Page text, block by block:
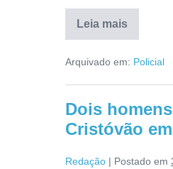
Leia mais
Arquivado em: Policial
Dois
Cristóvão
Redação | Postado em